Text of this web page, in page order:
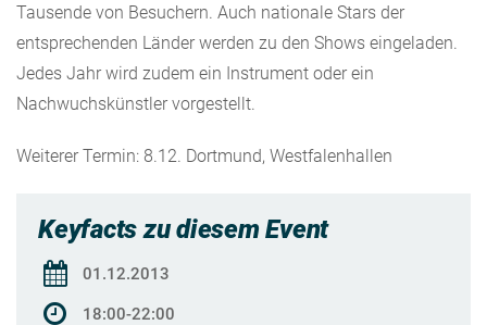
Tausende von Besuchern. Auch nationale Stars der
entsprechenden Länder werden zu den Shows eingeladen.
Jedes Jahr wird zudem ein Instrument oder ein
Nachwuchskünstler vorgestellt.
Weiterer Termin: 8.12. Dortmund, Westfalenhallen
Keyfacts zu diesem Event
01.12.2013
18:00-22:00